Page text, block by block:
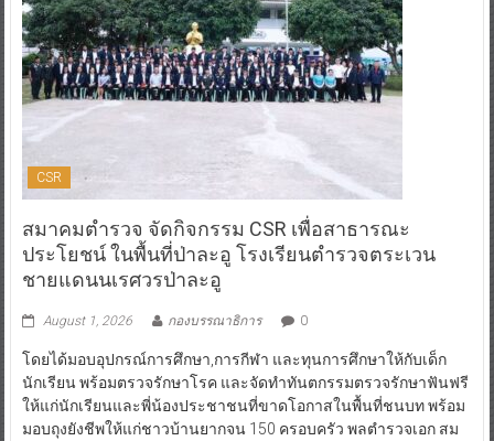
CSR
สมาคมตำรวจ จัดกิจกรรม CSR เพื่อสาธารณะ
ประโยชน์ ในพื้นที่ป่าละอู โรงเรียนตำรวจตระเวน
ชายแดนนเรศวรป่าละอู
August 1, 2026 กองบรรณาธิการ 0
โดยได้มอบอุปกรณ์การศึกษา,การกีฬา และทุนการศึกษาให้กับเด็ก
นักเรียน พร้อมตรวจรักษาโรค และจัดทำทันตกรรมตรวจรักษาฟันฟรี
ให้แก่นักเรียนและพี่น้องประชาชนที่ขาดโอกาสในพื้นที่ชนบท พร้อม
มอบถุงยังชีพให้แก่ชาวบ้านยากจน 150 ครอบครัว พลตำรวจเอก สม